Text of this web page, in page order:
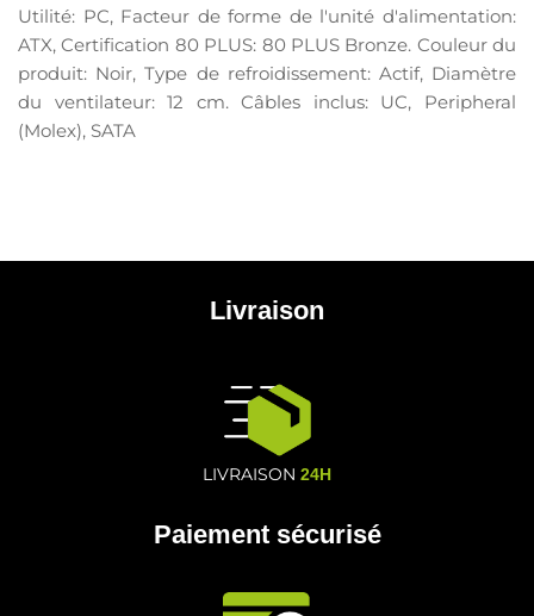
Utilité: PC, Facteur de forme de l'unité d'alimentation:
ATX, Certification 80 PLUS: 80 PLUS Bronze. Couleur du
produit: Noir, Type de refroidissement: Actif, Diamètre
du ventilateur: 12 cm. Câbles inclus: UC, Peripheral
(Molex), SATA
Livraison
LIVRAISON 24H
Paiement sécurisé